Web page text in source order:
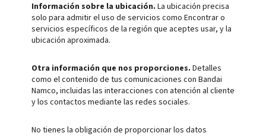
Información sobre la ubicación. La ubicación precisa
solo para admitir el uso de servicios como Encontrar o
servicios específicos de la región que aceptes usar, y la
ubicación aproximada.
Otra información que nos proporciones. Detalles
como el contenido de tus comunicaciones con Bandai
Namco, incluidas las interacciones con atención al cliente
y los contactos mediante las redes sociales.
No tienes la obligación de proporcionar los datos